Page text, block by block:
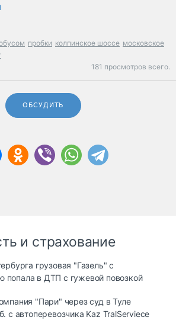
пробки колпинское шоссе московское
181 просмотров всего.
ОБСУДИТЬ
и страхование
грузовая "Газель" с
попала в ДТП с гужевой повозкой
"Пари" через суд в Туле
с автоперевозчика Kaz TralServiece